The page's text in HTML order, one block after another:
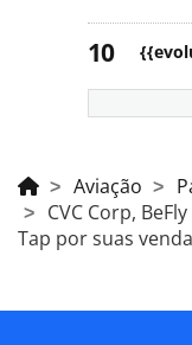
Aviação
CVC Corp,
Tap por suas